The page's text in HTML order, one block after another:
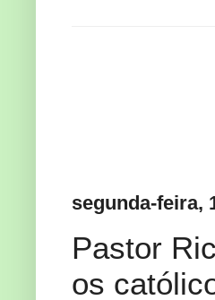
segunda-feira,
Pastor
os